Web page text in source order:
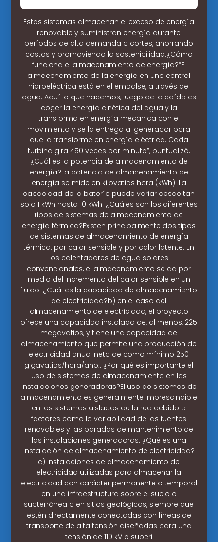
Estos sistemas almacenan el exceso de energía
renovable y suministran energía durante
períodos de alta demanda o cortes, ahorrando
costos y promoviendo la sostenibilidad.¿Cómo
funciona el almacenamiento de energía?“El
almacenamiento de la energía en una central
hidroeléctrica está en el embalse, a través del
agua. Aquí lo que hacemos, luego de la caída es
coger la energía cinética del agua y la
transforma en energía mecánica con el
movimiento y se la entrega al generador para
que la transforme en energía eléctrica. Cada
turbina gira 450 veces por minuto”, puntualizó.
¿Cuál es la potencia de almacenamiento de
energía?La potencia de almacenamiento de
energía se mide en kilovatios hora (kWh). La
capacidad de la batería puede variar desde tan
solo 1 kWh hasta 10 kWh. ¿Cuáles son los diferentes
tipos de sistemas de almacenamiento de
energía térmica?Existen principalmente dos tipos
de sistemas de almacenamiento de energía
térmica: por calor sensible y por calor latente. En
los calentadores de agua solares
convencionales, el almacenamiento se da por
medio del incremento del calor sensible en un
fluido. ¿Cuál es la capacidad de almacenamiento
de electricidad?b) en el caso del
almacenamiento de electricidad, el proyecto
ofrece una capacidad instalada de, al menos, 225
megavatios, y tiene una capacidad de
almacenamiento que permite una producción de
electricidad anual neta de como mínimo 250
gigavatios/hora/año;. ¿Por qué es importante el
uso de sistemas de almacenamiento en las
instalaciones generadoras?El uso de sistemas de
almacenamiento es generalmente imprescindible
en los sistemas aislados de la red debido a
factores como la variabilidad de las fuentes
renovables y las paradas de mantenimiento de
las instalaciones generadoras. ¿Qué es una
instalación de almacenamiento de electricidad?
c) instalaciones de almacenamiento de
electricidad utilizadas para almacenar la
electricidad con carácter permanente o temporal
en una infraestructura sobre el suelo o
subterránea o en sitios geológicos, siempre que
estén directamente conectadas con líneas de
transporte de alta tensión diseñadas para una
tensión de 110 kV o superi